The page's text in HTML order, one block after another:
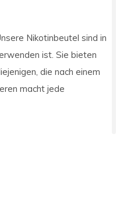
Nikotinbeutel sind in
ist. Sie bieten
die nach einem
macht jede